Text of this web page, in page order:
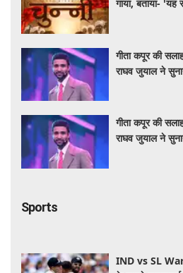
गाया, बताया-
गीता कपूर की
राघव जुयाल ने
गीता कपूर की
राघव जुयाल ने
Sports
IND vs SL